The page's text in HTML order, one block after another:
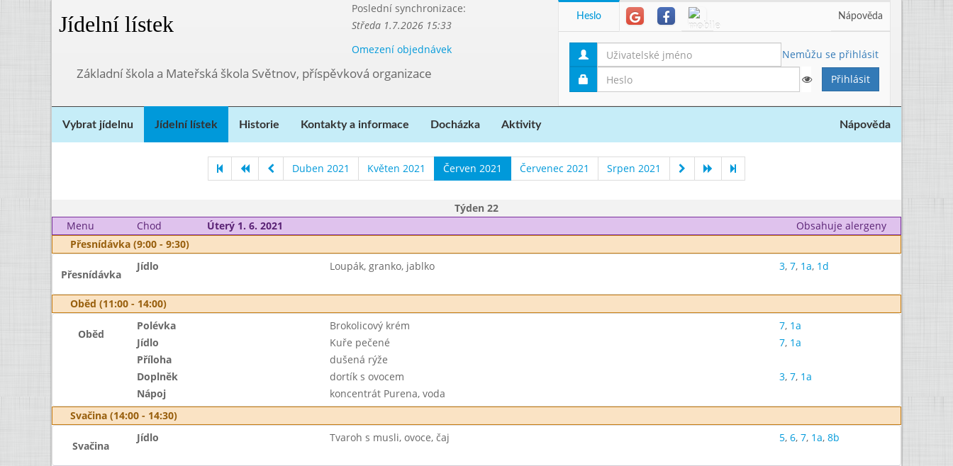
Jídelní lístek
Poslední synchronizace:
Středa 1.7.2026 15:33
Omezení objednávek
Základní škola a Mateřská škola Světnov, příspěvková organizace
Heslo Nápověda
Nemůžu se přihlásit
Vybrat jídelnu Jídelní lístek Historie Kontakty a informace Docházka Aktivity Nápověda
Duben 2021 Květen 2021 Červen 2021 Červenec 2021 Srpen 2021
Týden 22
Menu
Chod Úterý 1. 6. 2021
Obsahuje alergeny
Přesnídávka (9:00 - 9:30)
Přesnídávka
Jídlo Loupák, granko, jablko 3, 7, 1a, 1d
Oběd (11:00 - 14:00)
Oběd
Polévka Brokolicový krém 7, 1a
Jídlo
Kuře pečené 7, 1a
Příloha
dušená rýže
Doplněk
dortík s ovocem 3, 7, 1a
Nápoj
koncentrát Purena, voda
Svačina (14:00 - 14:30)
Svačina
Jídlo Tvaroh s musli, ovoce, čaj 5, 6, 7, 1a, 8b